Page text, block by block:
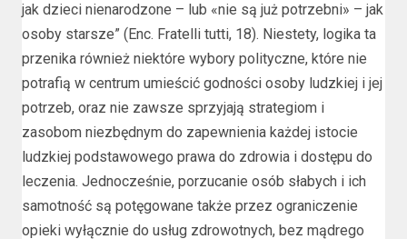
jak dzieci nienarodzone – lub «nie są już potrzebni» – jak
osoby starsze” (Enc. Fratelli tutti, 18). Niestety, logika ta
przenika również niektóre wybory polityczne, które nie
potrafią w centrum umieścić godności osoby ludzkiej i jej
potrzeb, oraz nie zawsze sprzyjają strategiom i
zasobom niezbędnym do zapewnienia każdej istocie
ludzkiej podstawowego prawa do zdrowia i dostępu do
leczenia. Jednocześnie, porzucanie osób słabych i ich
samotność są potęgowane także przez ograniczenie
opieki wyłącznie do usług zdrowotnych, bez mądrego